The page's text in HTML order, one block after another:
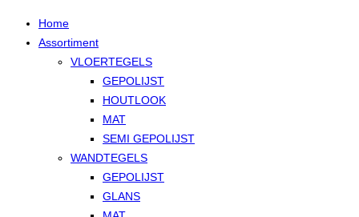
Home
Assortiment
VLOERTEGELS
GEPOLIJST
HOUTLOOK
MAT
SEMI GEPOLIJST
WANDTEGELS
GEPOLIJST
GLANS